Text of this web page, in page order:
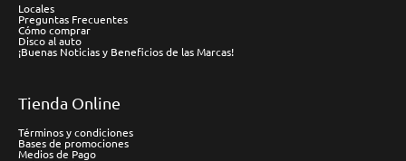
Locales
Preguntas Frecuentes
Cómo comprar
Disco al auto
¡Buenas Noticias y Beneficios de las Marcas!
Tienda Online
Términos y condiciones
Bases de promociones
Medios de Pago